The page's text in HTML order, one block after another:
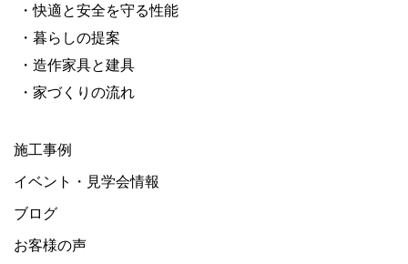
・快適と安全を守る性能
・暮らしの提案
・造作家具と建具
・家づくりの流れ
施工事例
イベント・見学会情報
ブログ
お客様の声